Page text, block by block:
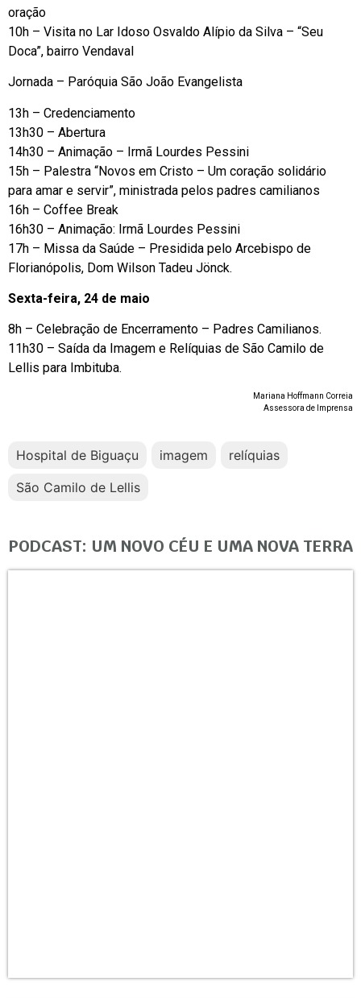
oração
10h – Visita no Lar Idoso Osvaldo Alípio da Silva – “Seu
Doca”, bairro Vendaval
Jornada – Paróquia São João Evangelista
13h – Credenciamento
13h30 – Abertura
14h30 – Animação – Irmã Lourdes Pessini
15h – Palestra “Novos em Cristo – Um coração solidário
para amar e servir”, ministrada pelos padres camilianos
16h – Coffee Break
16h30 – Animação: Irmã Lourdes Pessini
17h – Missa da Saúde – Presidida pelo Arcebispo de
Florianópolis, Dom Wilson Tadeu Jönck.
Sexta-feira, 24 de maio
8h – Celebração de Encerramento – Padres Camilianos.
11h30 – Saída da Imagem e Relíquias de São Camilo de
Lellis para Imbituba.
Mariana Hoffmann Correia
Assessora de Imprensa
Hospital de Biguaçu imagem
relíquias
São Camilo de Lellis
PODCAST: UM NOVO CÉU E UMA NOVA TERRA